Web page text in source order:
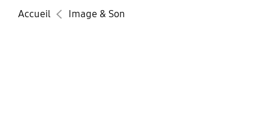
Accueil Image & Son